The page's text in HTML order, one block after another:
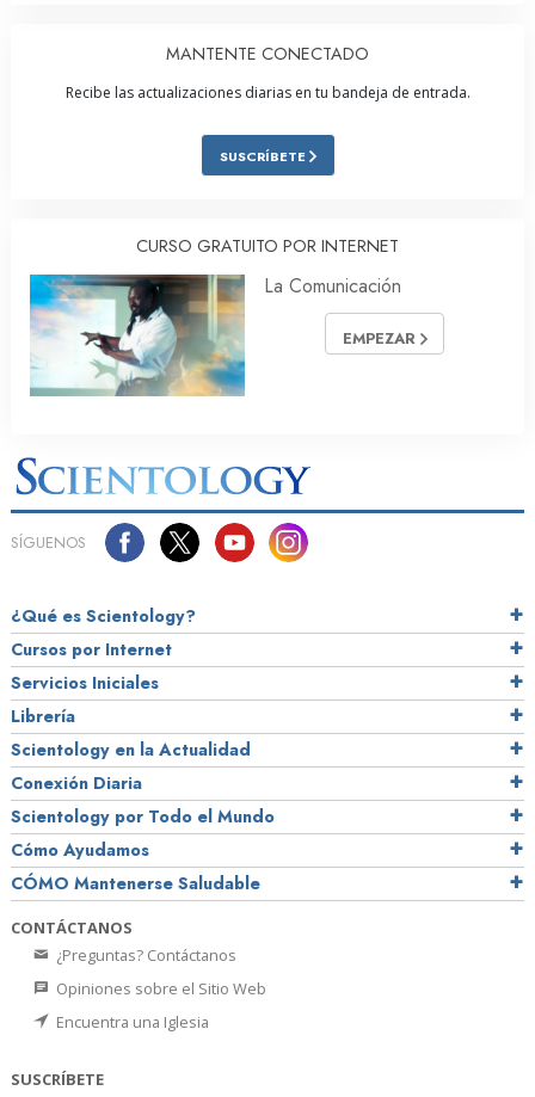
MANTENTE CONECTADO
Recibe las actualizaciones diarias en tu bandeja de entrada.
SUSCRÍBETE
CURSO GRATUITO POR INTERNET
La Comunicación
EMPEZAR
SÍGUENOS
¿Qué es Scientology?
Cursos por Internet
Servicios Iniciales
Librería
Scientology en la Actualidad
Conexión Diaria
Scientology por Todo el Mundo
Cómo Ayudamos
CÓMO Mantenerse Saludable
CONTÁCTANOS
¿Preguntas? Contáctanos
Opiniones sobre el Sitio Web
Encuentra una Iglesia
SUSCRÍBETE